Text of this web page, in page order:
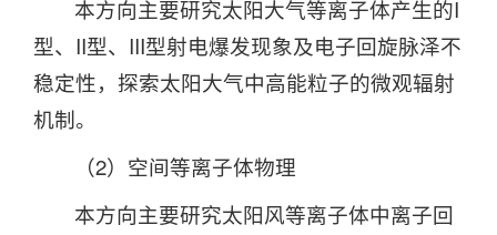
本方向主要研究太阳大气等离子体产生的I
型、II型、III型射电爆发现象及电子回旋脉泽不
稳定性，探索太阳大气中高能粒子的微观辐射
机制。
（2）空间等离子体物理
本方向主要研究太阳风等离子体中离子回